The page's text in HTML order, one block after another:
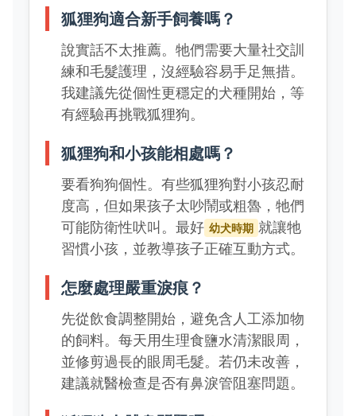
狐狸狗適合新手飼養嗎？
說實話不太推薦。牠們需要大量社交訓
練和毛髮護理，沒經驗容易手足無措。
我建議先從個性更穩定的犬種開始，等
有經驗再挑戰狐狸狗。
狐狸狗和小孩能相處嗎？
要看狗狗個性。有些狐狸狗對小孩忍耐
度高，但如果孩子太吵鬧或粗魯，牠們
可能防衛性吠叫。最好 幼犬時期 就讓牠
習慣小孩，並教導孩子正確互動方式。
怎麼處理嚴重淚痕？
先從飲食調整開始，避免含人工添加物
的飼料。每天用生理食鹽水清潔眼周，
並修剪過長的眼周毛髮。若仍未改善，
建議就醫檢查是否有鼻淚管阻塞問題。